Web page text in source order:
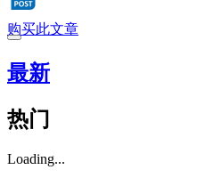
购买此文章
最新
热门
Loading...